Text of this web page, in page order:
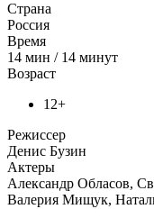
Страна
Россия
Время
14 мин / 14 минут
Возраст
12+
Режиссер
Денис Бузин
Актеры
Александр Обласов,
Валерия Мищук,